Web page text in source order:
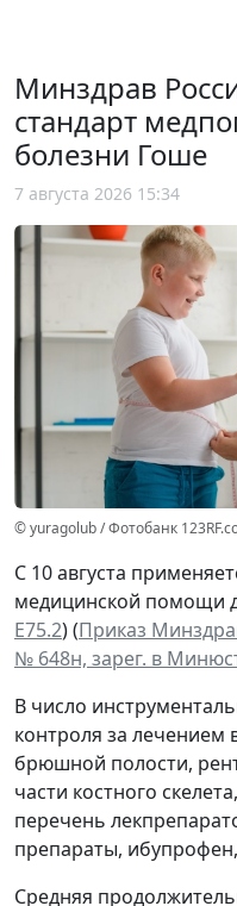
Минздрав
стандарт
болезни Гоше
7 августа 2026 15:34
© yuragolub / Фотобанк
С 10 августа
медицинской помощи
Е75.2) (Приказ
№ 648н, зарег. в
В число
контроля за
брюшной полости,
части костного
перечень
препараты,
Средняя